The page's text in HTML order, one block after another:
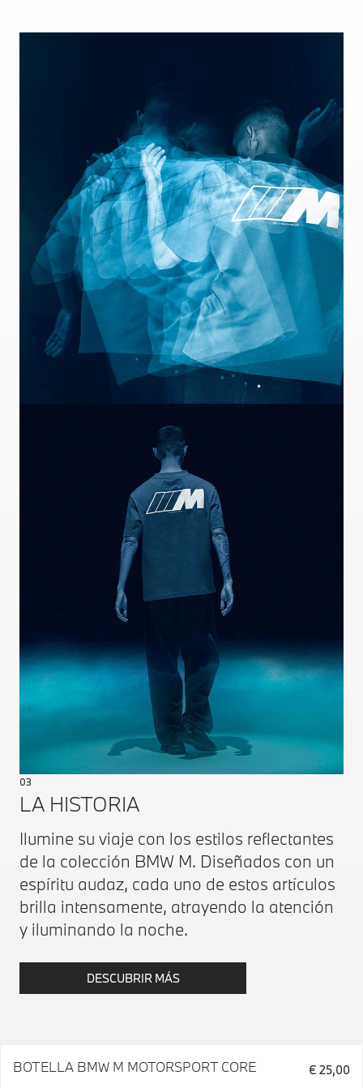
03
LA HISTORIA
Ilumine su viaje con los estilos reflectantes
de la colección BMW M. Diseñados con un
espíritu audaz, cada uno de estos artículos
brilla intensamente, atrayendo la atención
y iluminando la noche.
DESCUBRIR MÁS
BOTELLA BMW M MOTORSPORT CORE € 25,00